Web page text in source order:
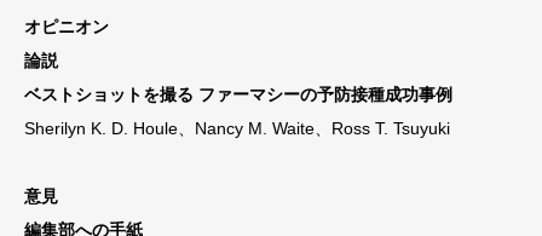
オピニオン
論説
ベストショットを撮る ファーマシーの予防接種成功事例
Sherilyn K. D. Houle、Nancy M. Waite、Ross T. Tsuyuki
意見
編集部への手紙